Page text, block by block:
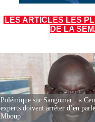
LES ARTICLES LES
DE LA
Polémique sur Sangomar : «
experts doivent arrêter d’en
Mboup